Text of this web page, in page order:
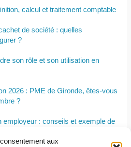
aux
calcul et traitement comptable
de société : quelles
?
son rôle et son utilisation en
2026 : PME de Gironde, êtes-vous
?
employeur : conseils et exemple de